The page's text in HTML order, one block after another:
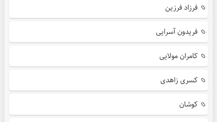
فرزاد فرزین
فریدون آسرایی
کامران مولایی
کسری زاهدی
کوشان